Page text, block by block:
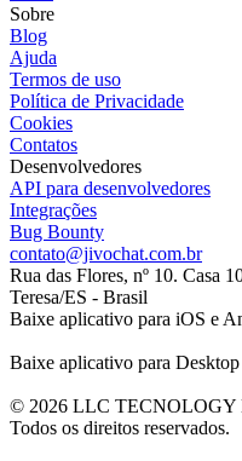
Sobre
Blog
Ajuda
Termos de uso
Política de Privacidade
Cookies
Contatos
Desenvolvedores
API para desenvolvedores
Integrações
Bug Bounty
contato@jivochat.com.br
Rua das Flores, nº 10. Casa
Teresa/ES - Brasil
Baixe aplicativo para iOS e
Baixe aplicativo para Desktop
© 2026 LLC
Todos os direitos reservados.